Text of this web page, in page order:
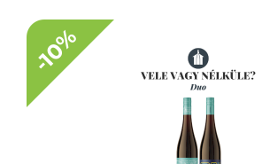
-10%